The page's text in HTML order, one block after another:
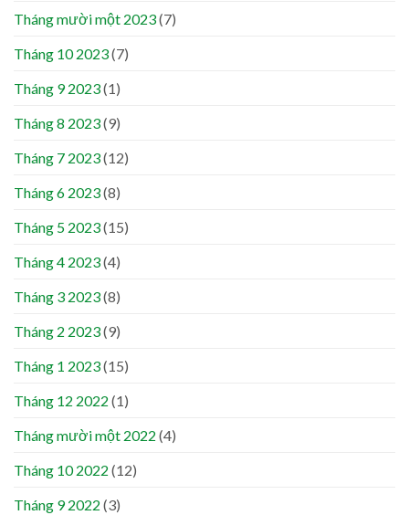
Tháng mười một 2023(7)
Tháng 10 2023(7)
Tháng 9 2023(1)
Tháng 8 2023(9)
Tháng 7 2023(12)
Tháng 6 2023(8)
Tháng 5 2023(15)
Tháng 4 2023(4)
Tháng 3 2023(8)
Tháng 2 2023(9)
Tháng 1 2023(15)
Tháng 12 2022 (1)
Tháng mười một 2022 (4)
Tháng 10 2022 (12)
Tháng 9 2022 (3)